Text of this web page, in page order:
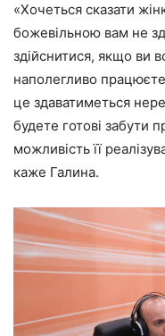
«Хочеться сказати
божевільною вам не
здійснитися, якщо ви
наполегливо
це здаватиметься
будете готові забути
можливість її
каже Галина.